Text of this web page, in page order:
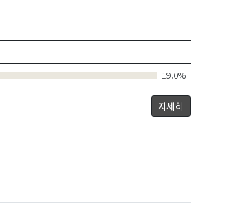
19.0%
자세히